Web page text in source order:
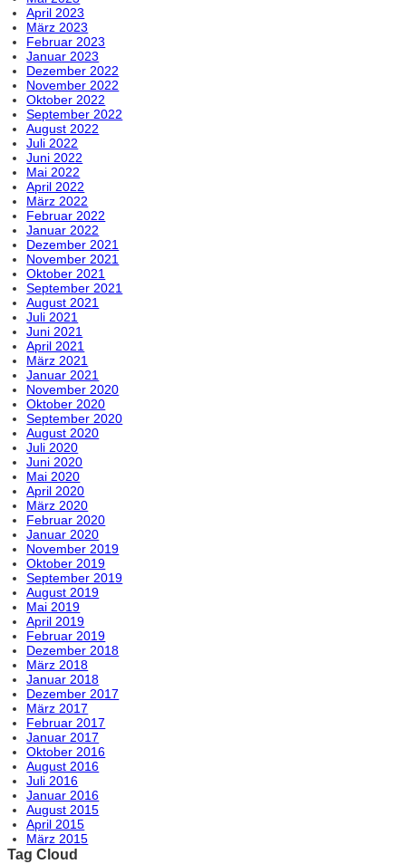
April 2023
März 2023
Februar 2023
Januar 2023
Dezember 2022
November 2022
Oktober 2022
September 2022
August 2022
Juli 2022
Juni 2022
Mai 2022
April 2022
März 2022
Februar 2022
Januar 2022
Dezember 2021
November 2021
Oktober 2021
September 2021
August 2021
Juli 2021
Juni 2021
April 2021
März 2021
Januar 2021
November 2020
Oktober 2020
September 2020
August 2020
Juli 2020
Juni 2020
Mai 2020
April 2020
März 2020
Februar 2020
Januar 2020
November 2019
Oktober 2019
September 2019
August 2019
Mai 2019
April 2019
Februar 2019
Dezember 2018
März 2018
Januar 2018
Dezember 2017
März 2017
Februar 2017
Januar 2017
Oktober 2016
August 2016
Juli 2016
Januar 2016
August 2015
April 2015
März 2015
Tag Cloud